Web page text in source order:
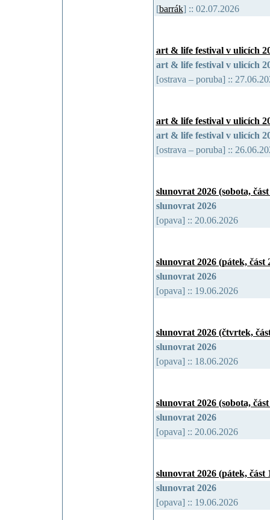
[barrák] :: 02.07.2026
art & life festival v ulicích
art & life festival v ulicích
[ostrava – poruba] ::
art & life festival v ulicích
art & life festival v ulicích
[ostrava – poruba] ::
slunovrat 2026 (sobota,
slunovrat 2026
[opava] :: 20.06.2026
slunovrat 2026 (pátek, část
slunovrat 2026
[opava] :: 19.06.2026
slunovrat 2026 (čtvrtek,
slunovrat 2026
[opava] :: 18.06.2026
slunovrat 2026 (sobota,
slunovrat 2026
[opava] :: 20.06.2026
slunovrat 2026 (pátek, část
slunovrat 2026
[opava] :: 19.06.2026